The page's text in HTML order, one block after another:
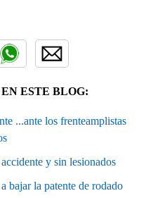
ESTE BLOG:
...ante los frenteamplistas
y sin lesionados
bajar la patente de rodado